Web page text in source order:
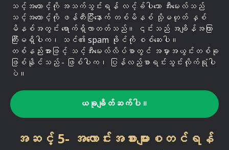
သင့်အကောင့်ကို အသက်သွင်းရန် လင့်ခ်ပါသော အီးမေးလ်သည်
သင့်အကောင့်ကို ဖန်တီးပြီးနောက် တစ်မိနစ် သို့မဟုတ် နှစ်
မိနစ်အတွင်း ရောက်ရှိလာတတ်သည်။ ၎င်းသည် အချိန်အကြာ
ကြီးမရှိပါက၊ သင်၏ spam ဖိုင်ကို စစ်ဆေးပါ။
တစ်နည်းအားဖြင့် သင့်အီးမေးလ်လိပ်စာတွင် အမှားအယွင်းတစ်ခု
ဖြစ်နိုင်သည် - ဖြစ်ပါက၊ ပြန်လည်စာရင်းသွင်းလိုက်ရုံပါ
ပဲ။
ယခုချိတ်ဆက်ပါ။
အဆင့် 5- အလောင်းအစားများစတင်ရန်